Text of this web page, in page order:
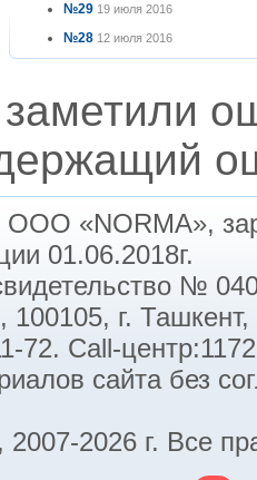
№29 19 июля 2016
№28 12 июля 2016
«NORMA»,
01.06.2018г.
№
100105, г.
72. Call-
сайта без
2026 г. Все